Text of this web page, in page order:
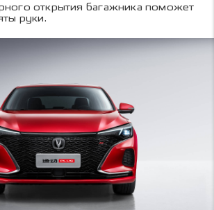
открытия багажника поможет
руки.